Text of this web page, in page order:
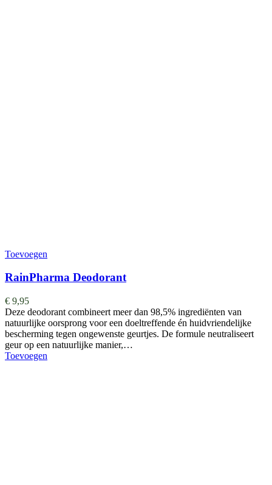
Toevoegen
RainPharma Deodorant
€ 9,95
Deze deodorant combineert meer dan 98,5% ingrediënten van
natuurlijke oorsprong voor een doeltreffende én huidvriendelijke
bescherming tegen ongewenste geurtjes. De formule neutraliseert
geur op een natuurlijke manier,…
Toevoegen